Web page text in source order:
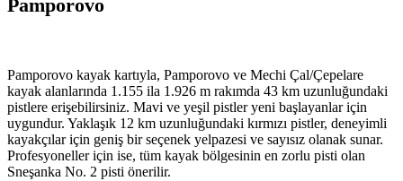
Pamporovo
Pamporovo kayak kartıyla, Pamporovo ve Mechi Çal/Çepelare
kayak alanlarında 1.155 ila 1.926 m rakımda 43 km uzunluğundaki
pistlere erişebilirsiniz. Mavi ve yeşil pistler yeni başlayanlar için
uygundur. Yaklaşık 12 km uzunluğundaki kırmızı pistler, deneyimli
kayakçılar için geniş bir seçenek yelpazesi ve sayısız olanak sunar.
Profesyoneller için ise, tüm kayak bölgesinin en zorlu pisti olan
Sneşanka No. 2 pisti önerilir.